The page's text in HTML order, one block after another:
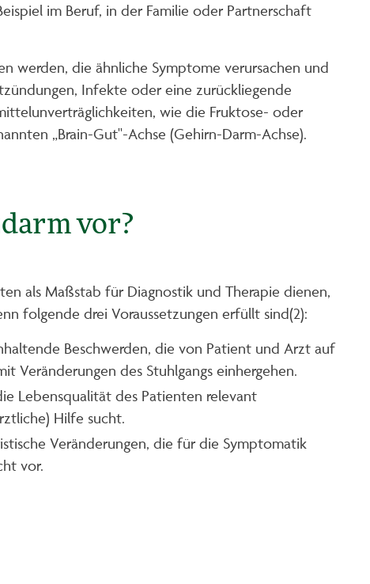
im Beruf, in der Familie oder Partnerschaft
werden, die ähnliche Symptome verursachen und
Infekte oder eine zurückliegende
wie die Fruktose- oder
„Brain-Gut"-Achse (Gehirn-Darm-Achse).
vor?
als Maßstab für Diagnostik und Therapie dienen,
folgende drei Voraussetzungen erfüllt sind(2):
Beschwerden, die von Patient und Arzt auf
Veränderungen des Stuhlgangs einhergehen.
Lebensqualität des Patienten relevant
Hilfe sucht.
Veränderungen, die für die Symptomatik
vor.